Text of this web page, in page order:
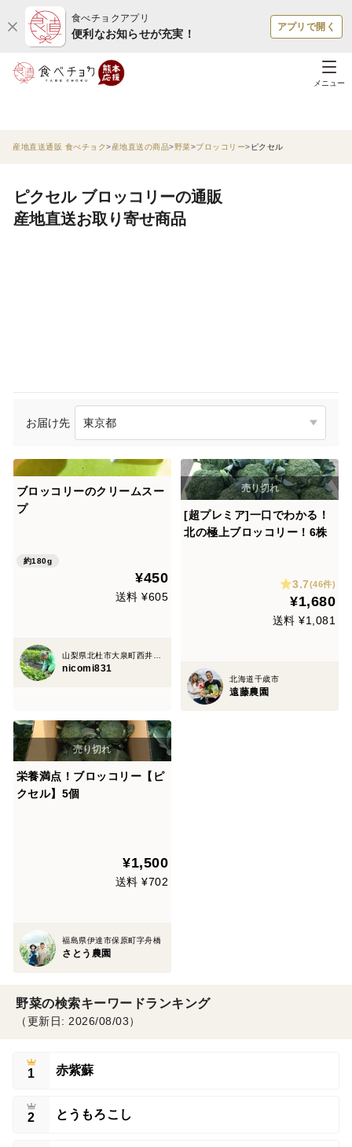
食べチョクアプリ
便利なお知らせが充実！
アプリで開く
メニュー
産地直送通販 食べチョク 産地直送の商品 野菜 ブロッコリー ピクセル
ピクセル ブロッコリーの通販
産地直送お取り寄せ商品
お届け先
ブロッコリーのクリームスー
プ
約180g
¥450
送料 ¥605
nicomi831
[超プレミア]一口でわかる！
北の極上ブロッコリー！6株
3.7(46件)
¥1,680
送料 ¥1,081
北海道千歳市
遠藤農園
栄養満点！ブロッコリー【ピ
クセル】5個
¥1,500
送料 ¥702
福島県伊達市保原町字舟橋
さとう農園
野菜の検索キーワードランキング
（更新日: 2026/08/03）
1 赤紫蘇
2 とうもろこし